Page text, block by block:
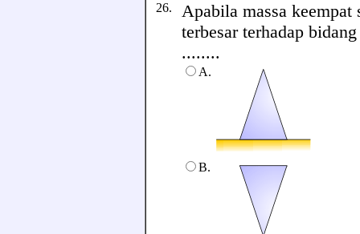
26. Apabila massa
terbesar terhadap
........
A.
B.